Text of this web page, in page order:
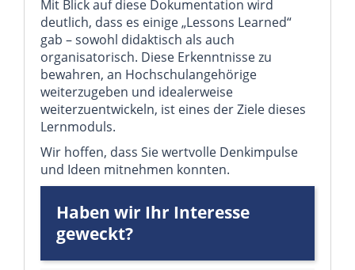
Mit Blick auf diese Dokumentation wird
deutlich, dass es einige „Lessons Learned“
gab – sowohl didaktisch als auch
organisatorisch. Diese Erkenntnisse zu
bewahren, an Hochschulangehörige
weiterzugeben und idealerweise
weiterzuentwickeln, ist eines der Ziele dieses
Lernmoduls.
Wir hoffen, dass Sie wertvolle Denkimpulse
und Ideen mitnehmen konnten.
Haben wir Ihr Interesse
geweckt?